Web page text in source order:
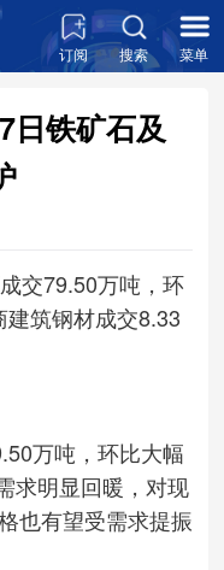
订阅 搜索 菜单
日铁矿石及
交79.50万吨，环
筑钢材成交8.33
万吨，环比大幅
求明显回暖，对现
也有望受需求提振